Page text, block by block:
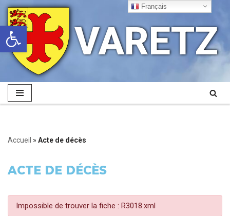
Ouvrir la barre d’outils
Aller
au
contenu
VARETZ
Accueil » Acte de décès
ACTE DE DÉCÈS
Impossible de trouver la fiche : R3018.xml
Français